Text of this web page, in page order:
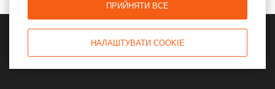
ПРИЙНЯТИ ВСЕ
НАЛАШТУВАТИ COOKIE
© Fox Inn, Санкт-Петербург 2026